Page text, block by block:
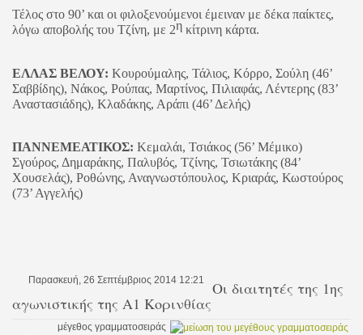
Τέλος στο 90’ και οι φιλοξενούμενοι έμειναν με δέκα παίκτες,
λόγω αποβολής του Τζίνη, με 2ηκίτρινη κάρτα.
ΕΛΛΑΣ ΒΕΛΟΥ: Κουρούμαλης, Τάλιος, Κόρρο, Σούλη (46’
Σαββίδης), Νάκος, Ρούπας, Μαρτίνος, Πιλιαφάς, Λέντερης (83’
Αναστασιάδης), Κλαδάκης, Αράπι (46’ Δελής)
ΠΑΝΝΕΜΕΑΤΙΚΟΣ: Κεμαλάι, Τσιάκος (56’ Μέμικο)
Σγούρος, Δημαράκης, Παλυβός, Τζίνης, Τσιωτάκης (84’
Χουσελάς), Ροθώνης, Αναγνωστόπουλος, Κριαράς, Κωστούρος
(73’ Αγγελής)
Παρασκευή, 26 Σεπτέμβριος 2014 12:21 Οι διαιτητές της 1ης
αγωνιστικής της Α1 Κορινθίας
μέγεθος γραμματοσειράς